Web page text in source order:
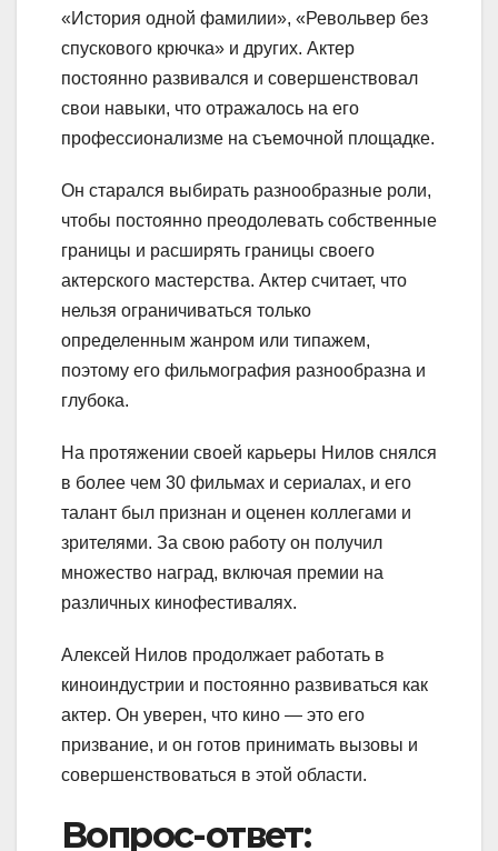
«История одной фамилии», «Револьвер без
спускового крючка» и других. Актер
постоянно развивался и совершенствовал
свои навыки, что отражалось на его
профессионализме на съемочной площадке.
Он старался выбирать разнообразные роли,
чтобы постоянно преодолевать собственные
границы и расширять границы своего
актерского мастерства. Актер считает, что
нельзя ограничиваться только
определенным жанром или типажем,
поэтому его фильмография разнообразна и
глубока.
На протяжении своей карьеры Нилов снялся
в более чем 30 фильмах и сериалах, и его
талант был признан и оценен коллегами и
зрителями. За свою работу он получил
множество наград, включая премии на
различных кинофестивалях.
Алексей Нилов продолжает работать в
киноиндустрии и постоянно развиваться как
актер. Он уверен, что кино — это его
призвание, и он готов принимать вызовы и
совершенствоваться в этой области.
Вопрос-ответ: